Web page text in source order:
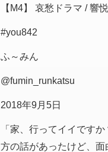
【M4】 哀愁ドラマ / 響
#you842
ふ～みん
@fumin_runkatsu
2018年9月5日
「家、行ってイイです
方の話があったけど、